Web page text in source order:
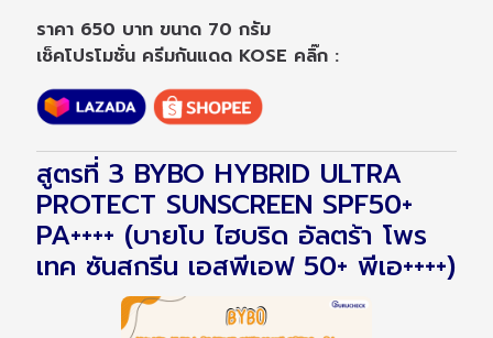
ราคา 650 บาท ขนาด 70 กรัม
เช็คโปรโมชั่น ครีมกันแดด KOSE คลิ๊ก :
สูตรที่ 3 BYBO HYBRID ULTRA
PROTECT SUNSCREEN SPF50+
PA++++ (บายโบ ไฮบริด อัลตร้า โพร
เทค ซันสกรีน เอสพีเอฟ 50+ พีเอ++++)